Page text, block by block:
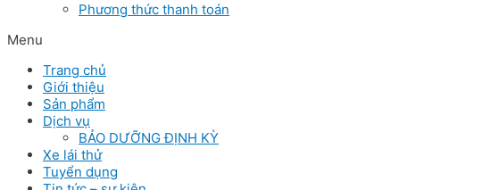
Phương thức thanh toán
Menu
Trang chủ
Giới thiệu
Sản phẩm
Dịch vụ
BẢO DƯỠNG ĐỊNH KỲ
Xe lái thử
Tuyển dụng